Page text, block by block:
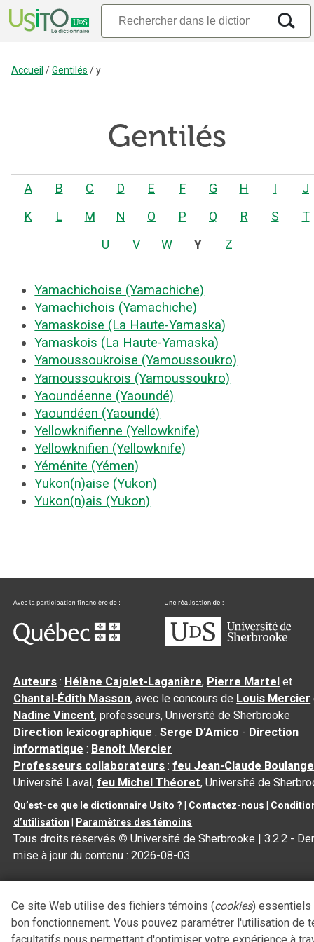
Accueil /Gentilés /y
Gentilés
A B C D E F G H I
J
K
L M N O P Q R S
T
U
V W Y Z
Yamachichoise (Yamachiche)
Yamachichois (Yamachiche)
Yamaskoise (La Haute-Yamaska)
Yamaskois (La Haute-Yamaska)
Yamoussoukroise (Yamoussoukro)
Yamoussoukrois (Yamoussoukro)
Yaoundéenne (Yaoundé)
Yaoundéen (Yaoundé)
Yellowknifienne (Yellowknife)
Yellowknifien (Yellowknife)
Yéménite (Yémen)
Yukon(n)aise (Yukon)
Yukon(n)ais (Yukon)
Auteurs : Hélène Cajolet-Laganière, Pierre Martel et
Chantal‑Édith Masson, avec le concours de Louis Mercier
Nadine Vincent, professeurs, Université de Sherbrooke
Direction lexicographique :Serge D’Amico - Direction
informatique : Benoit Mercier
Professeurs collaborateurs :feu Jean-Claude
Université Laval,feu Michel Théoret, Université de
Qu’est-ce que le dictionnaire Usito ? Contactez-nous
d’utilisation
Paramètres des témoins
Tous droits réservés © Université de Sherbrooke |3.2.2 -
mise à jour du contenu :2026-08-03
Ce site Web utilise des fichiers témoins (cookies) essentiels
bon fonctionnement. Vous pouvez paramétrer l'utilisation de